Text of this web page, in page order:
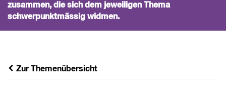
zusammen, die sich dem jeweiligen Thema
schwerpunktmässig widmen.
Zur Themenübersicht